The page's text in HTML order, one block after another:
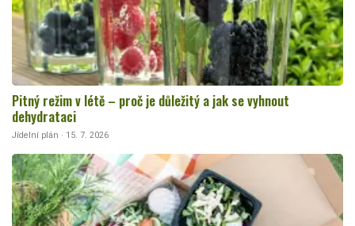
Pitný režim v létě – proč je důležitý a jak se vyhnout
dehydrataci
Jídelní plán · 15. 7. 2026